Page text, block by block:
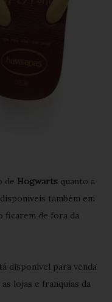
de Hogwarts quanto a
também em
ficarem de fora da
disponível para venda
lojas e franquias da